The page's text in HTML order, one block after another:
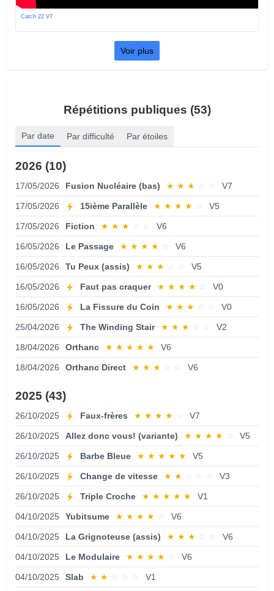
Catch 22 V7
Voir plus
Répétitions publiques (53)
Par date Par difficulté Par étoiles
2026 (10)
17/05/2026 Fusion Nucléaire (bas) ★ ★ ★ ☆ ☆ V7
17/05/2026 15ième Parallèle ★ ★ ★ ★ ☆ V5
17/05/2026 Fiction ★ ★ ★ ☆ ☆ V6
16/05/2026 Le Passage ★ ★ ★ ★ ☆ V6
16/05/2026 Tu Peux (assis) ★ ★ ★ ☆ ☆ V5
16/05/2026 Faut pas craquer ★ ★ ★ ★ ☆ V0
16/05/2026 La Fissure du Coin ★ ★ ★ ☆ ☆ V0
25/04/2026 The Winding Stair ★ ★ ★ ☆ ☆ V2
18/04/2026 Orthanc ★ ★ ★ ★ ★ V6
18/04/2026 Orthanc Direct ★ ★ ★ ☆ ☆ V6
2025 (43)
26/10/2025 Faux-frères ★ ★ ★ ★ ☆ V7
26/10/2025 Allez donc vous! (variante) ★ ★ ★ ★ ☆ V5
26/10/2025 Barbe Bleue ★ ★ ★ ★ ★ V5
26/10/2025 Change de vitesse ★ ★ ☆ ☆ ☆ V3
26/10/2025 Triple Croche ★ ★ ★ ★ ★ V1
04/10/2025 Yubitsume ★ ★ ★ ★ ☆ V6
04/10/2025 La Grignoteuse (assis) ★ ★ ★ ☆ ☆ V6
04/10/2025 Le Modulaire ★ ★ ★ ★ ☆ V6
04/10/2025 Slab ★ ★ ☆ ☆ ☆ V1